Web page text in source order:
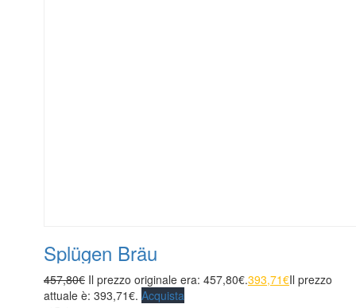
Splügen Bräu
457,80€ Il prezzo originale era: 457,80€.393,71€Il prezzo
attuale è: 393,71€. Acquista